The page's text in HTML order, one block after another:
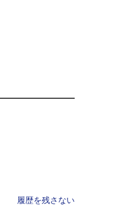
履歴を残さない